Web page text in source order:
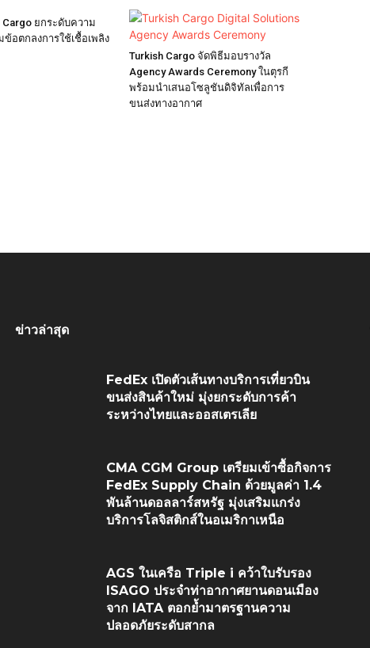
Cargo ยกระดับความ
อตกลงการใช้เชื้อเพลิง
Turkish Cargo จัดพิธีมอบรางวัล
Agency Awards Ceremony ในตุรกี
พร้อมนำเสนอโซลูชันดิจิทัลเพื่อการ
ขนส่งทางอากาศ
ข่าวล่าสุด
FedEx เปิดตัวเส้นทางบริการเที่ยวบิน
ขนส่งสินค้าใหม่ มุ่งยกระดับการค้า
ระหว่างไทยและออสเตรเลีย
CMA CGM Group เตรียมเข้าซื้อกิจการ
FedEx Supply Chain ด้วยมูลค่า 1.4
พันล้านดอลลาร์สหรัฐ มุ่งเสริมแกร่ง
บริการโลจิสติกส์ในอเมริกาเหนือ
AGS ในเครือ Triple i คว้าใบรับรอง
ISAGO ประจำท่าอากาศยานดอนเมือง
จาก IATA ตอกย้ำมาตรฐานความ
ปลอดภัยระดับสากล